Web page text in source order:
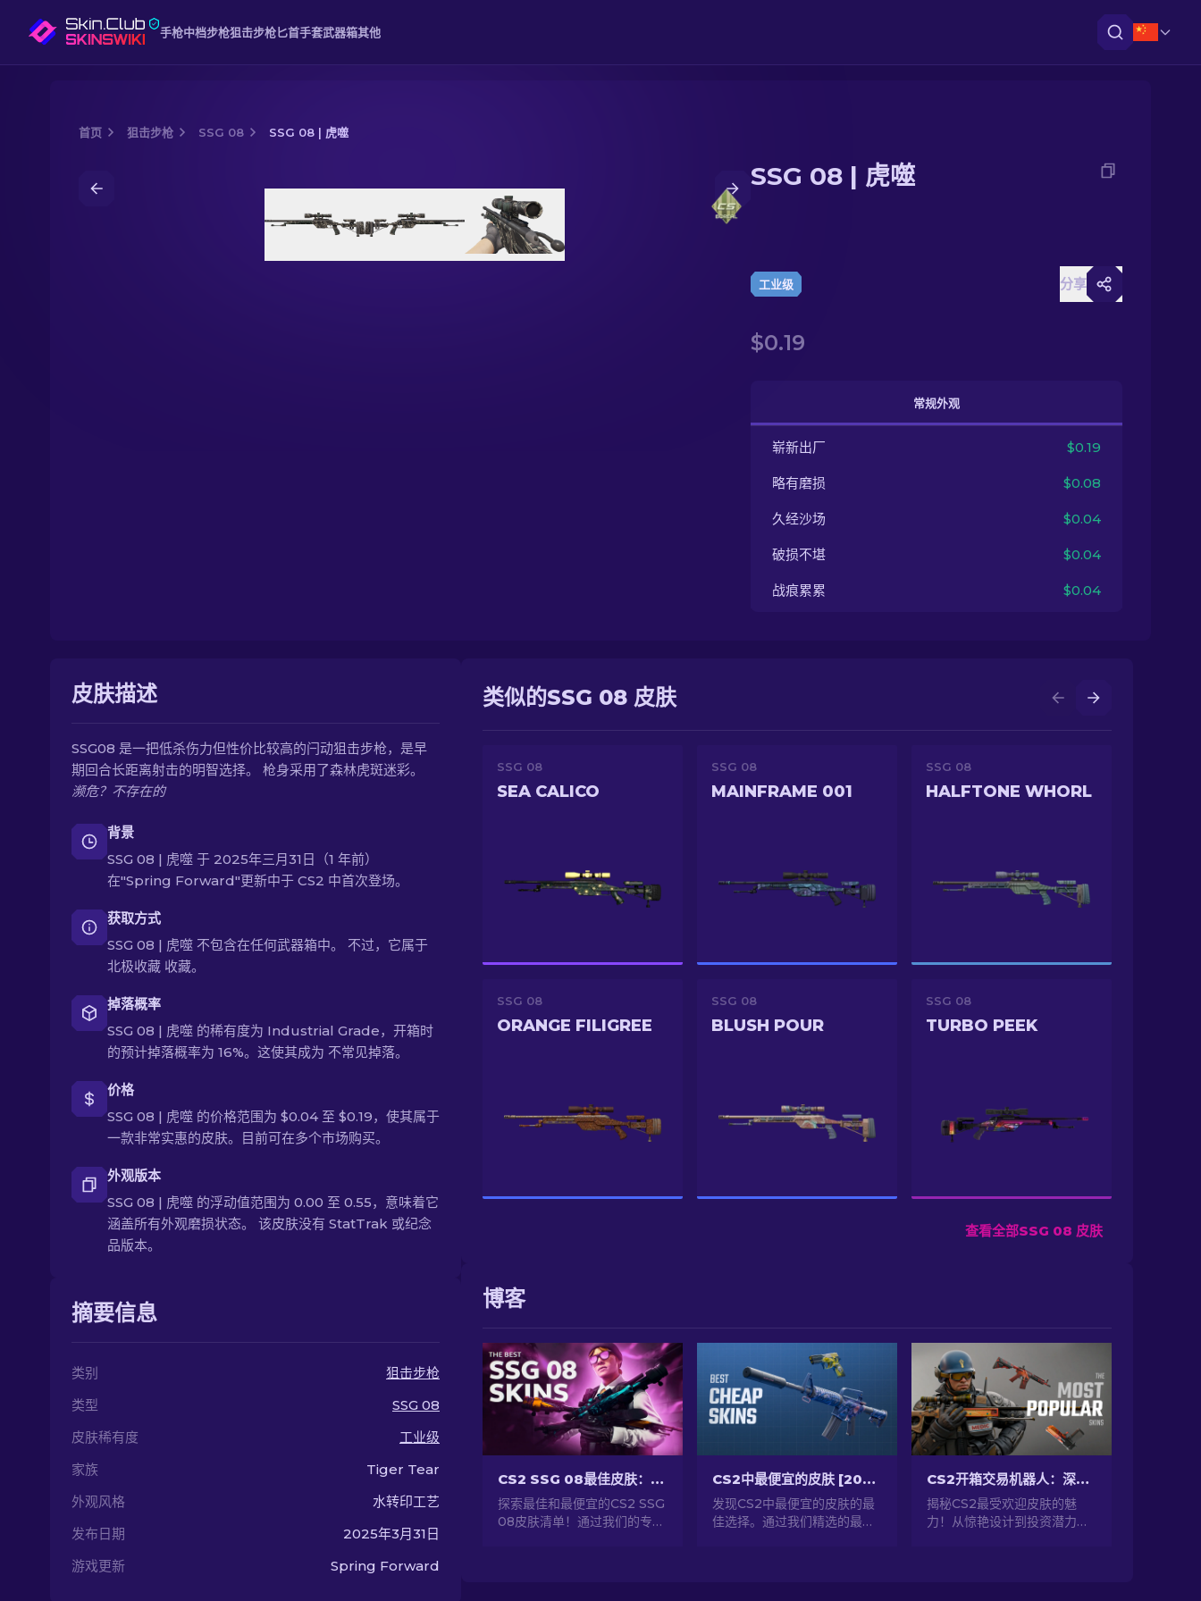
手枪中档步枪狙击步枪 匕首手套武器箱其他
首页 狙击步枪 SSG 08 SSG 08 | 虎噬
SSG 08 | 虎噬
工业级 分享
$0.19
常规外观
崭新出厂 $0.19
略有磨损 $0.08
久经沙场 $0.04
破损不堪 $0.04
战痕累累 $0.04
皮肤描述
SSG08 是一把低杀伤力但性价比较高的闩动狙击步枪，是早
期回合长距离射击的明智选择。 枪身采用了森林虎斑迷彩。
濒危？不存在的
背景
SSG 08 | 虎噬 于 2025年三月31日（1 年前）
在"Spring Forward"更新中于 CS2 中首次登场。
获取方式
SSG 08 | 虎噬 不包含在任何武器箱中。 不过，它属于
北极收藏 收藏。
掉落概率
SSG 08 | 虎噬 的稀有度为 Industrial Grade，开箱时
的预计掉落概率为 16%。这使其成为 不常见掉落。
价格
SSG 08 | 虎噬 的价格范围为 $0.04 至 $0.19，使其属于
一款非常实惠的皮肤。目前可在多个市场购买。
外观版本
SSG 08 | 虎噬 的浮动值范围为 0.00 至 0.55，意味着它
涵盖所有外观磨损状态。 该皮肤没有 StatTrak 或纪念
品版本。
摘要信息
类别
狙击步枪
类型
SSG 08
皮肤稀有度
工业级
家族
Tiger Tear
外观风格
水转印工艺
发布日期
2025年3月31日
游戏更新
Spring Forward
类似的SSG 08 皮肤
SSG 08
SEA CALICO
SSG 08
MAINFRAME 001
SSG 08
HALFTONE WHORL
SSG 08
ORANGE FILIGREE
SSG 08
BLUSH POUR
SSG 08
TURBO PEEK
查看全部SSG 08 皮肤
博客
CS2 SSG 08最佳皮肤：排名列表 [2026]
探索最佳和最便宜的CS2 SSG
08皮肤清单！通过我们的专业
CS2中最便宜的皮肤 [2026]
发现CS2中最便宜的皮肤的最
佳选择。通过我们精选的最佳
CS2开箱交易机器人：深入探索
揭秘CS2最受欢迎皮肤的魅
力！从惊艳设计到投资潜力，